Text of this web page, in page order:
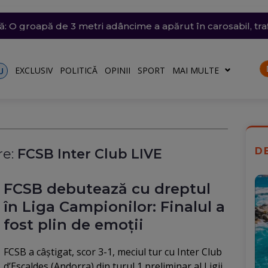
azi un nou record absolut de temperatură
nordul Angliei: O defecțiune electrică provoacă
O groapă de 3 metri adâncime a apărut în carosabil,
Dunăre a fost amânată din nou. Crește riscul pentru
Transelectrica va putea deconecta marii
nu vor fi afectate
EXCLUSIV POLITICĂ OPINII SPORT MAI MULTE
FCSB Inter Club LIVE
FCSB debutează cu dreptul
în Liga Campionilor: Finalul a
fost plin de emoții
FCSB a câștigat, scor 3-1, meciul tur cu Inter Club